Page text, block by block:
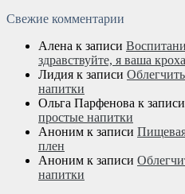
Свежие комментарии
Алена к записи
здравствуйте, я ваша кроха
Лидия к записи
напитки
Ольга Парфенова к записи
простые напитки
Аноним к записи
плен
Аноним к записи
напитки